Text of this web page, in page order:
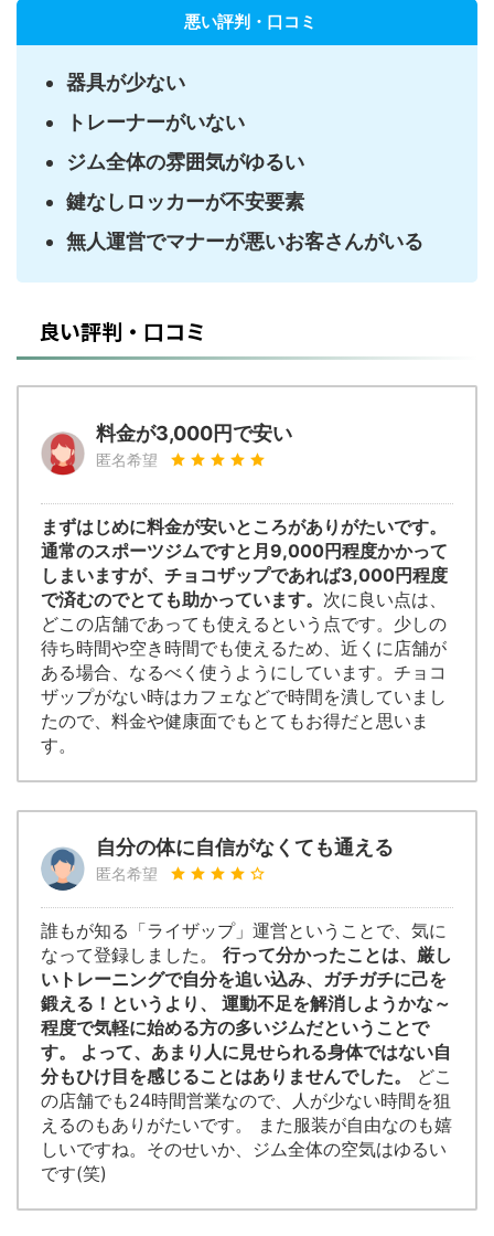
悪い評判・口コミ
器具が少ない
トレーナーがいない
ジム全体の雰囲気がゆるい
鍵なしロッカーが不安要素
無人運営でマナーが悪いお客さんがいる
良い評判・口コミ
料金が3,000円で安い
匿名希望
まずはじめに料金が安いところがありがたいです。
通常のスポーツジムですと月9,000円程度かかって
しまいますが、チョコザップであれば3,000円程度
で済むのでとても助かっています。 次に良い点は、
どこの店舗であっても使えるという点です。少しの
待ち時間や空き時間でも使えるため、近くに店舗が
ある場合、なるべく使うようにしています。チョコ
ザップがない時はカフェなどで時間を潰していまし
たので、料金や健康面でもとてもお得だと思いま
す。
自分の体に自信がなくても通える
匿名希望
誰もが知る「ライザップ」運営ということで、気に
なって登録しました。 行って分かったことは、厳し
いトレーニングで自分を追い込み、ガチガチに己を
鍛える！というより、 運動不足を解消しようかな～
程度で気軽に始める方の多いジムだということで
す。 よって、あまり人に見せられる身体ではない自
分もひけ目を感じることはありませんでした。
どこ
の店舗でも24時間営業なので、人が少ない時間を狙
えるのもありがたいです。 また服装が自由なのも嬉
しいですね。そのせいか、ジム全体の空気はゆるい
です(笑)